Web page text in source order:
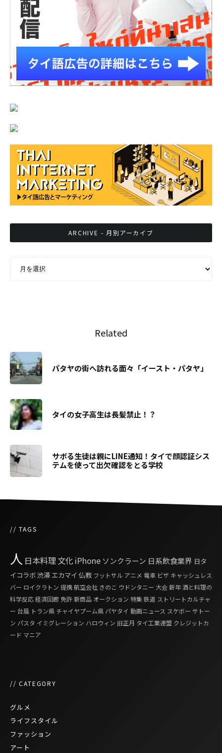
ARCHIVE - 月別アーカイブ
Related
パタヤの街へ訪れる面々「イースト・パタヤ」
タイの女子高生は長髪禁止！？
サボる生徒は親にLINE通知！タイで顔認証シス
テムを使って出欠確認をとる学校
// TAGS
人 日本料理文化 iPhone ソンクラーン 日系飲食業界 日タ
イコラボ渋滞 エカマイ 仏教 フットサル アニメ 電車 ビザ キャッシュレス
バー ロイクラトン 提携航空会社 きのこ ウドンタニー 大会新年酒と料理の
科学反応経済回廊 免許新商品 オークション 特集 鉄道 ストリートカルチャ
ー 台風 トラン県 チャイヤプーム県 パヤタイ 動画ニュース スケボー サトー
ン パスタ イミグレーション ハロウィン 旧正月 タイ工業連盟 クレジットカ
ード マニア
// CATEGORY
グルメ
ライフスタイル
ファッション
アート